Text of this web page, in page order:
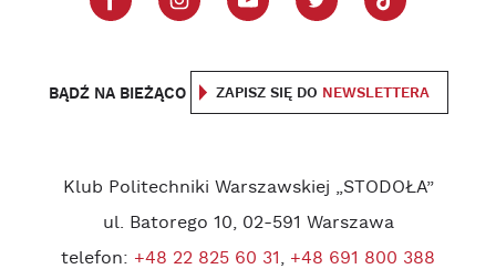
BĄDŹ NA BIEŻĄCO ZAPISZ SIĘ DO NEWSLETTERA
Klub Politechniki Warszawskiej „STODOŁA”
ul. Batorego 10, 02-591 Warszawa
telefon: +48 22 825 60 31, +48 691 800 388